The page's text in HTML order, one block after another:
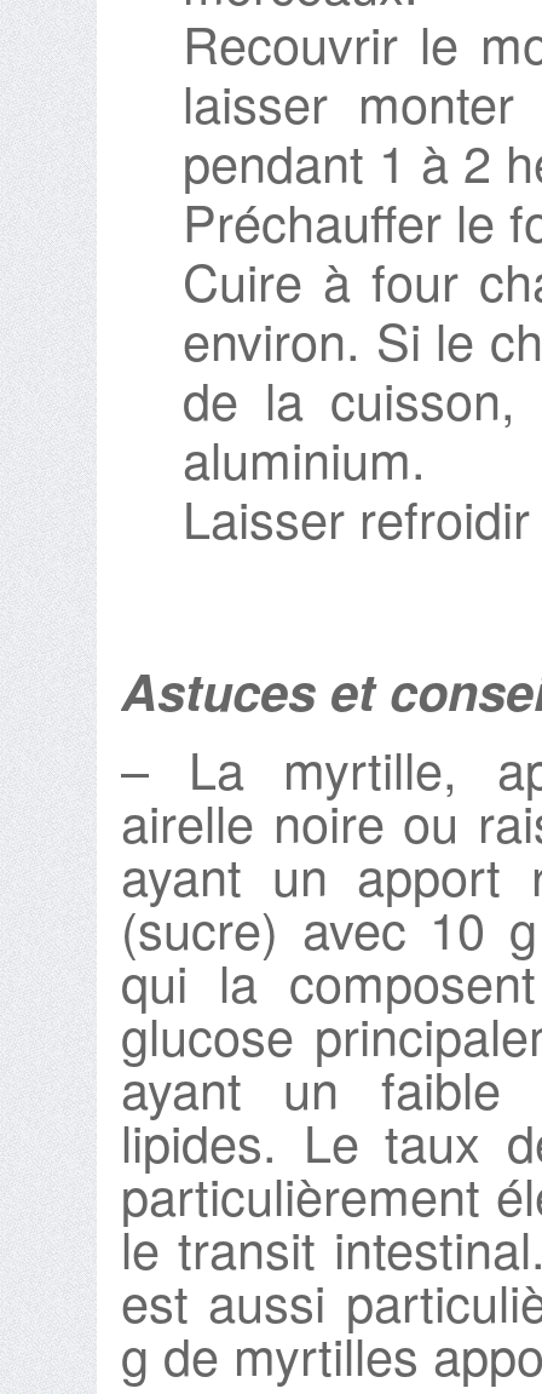
Recouvrir le
laisser
pendant 1 à 2
Préchauffer le
Cuire à four
environ. Si le
de la cuisson,
aluminium.
Laisser
Astuces et
– La myrtille,
airelle noire ou
ayant un apport
(sucre) avec 10
qui la
glucose
ayant un faible
lipides. Le taux
particulièrement
le transit
est aussi
g de myrtilles